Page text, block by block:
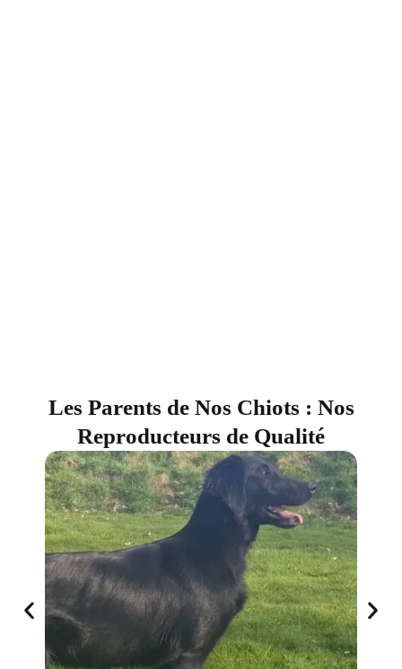
Les Parents de Nos Chiots : Nos
Reproducteurs de Qualité